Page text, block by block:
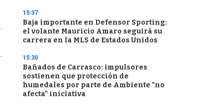
15:37
Baja importante en Defensor Sporting:
el volante Mauricio Amaro seguirá su
carrera en la MLS de Estados Unidos
15:30
Bañados de Carrasco: impulsores
sostienen que protección de
humedales por parte de Ambiente "no
afecta" iniciativa